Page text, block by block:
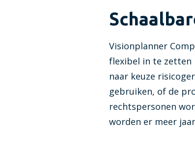
Visionplanner
flexibel in te zetten
naar keuze
gebruiken, of de
rechtspersonen
worden er meer